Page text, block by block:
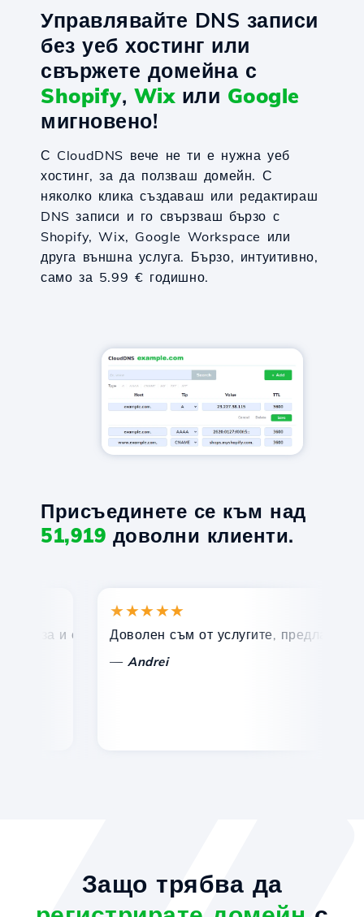
Управлявайте DNS записи
без уеб хостинг или
свържете домейна с
Shopify, Wixили Google
мигновено!
С CloudDNS вече не ти е нужна уеб
хостинг, за да ползваш домейн. С
няколко клика създаваш или редактираш
DNS записи и го свързваш бързо с
Shopify, Wix, Google Workspace или
друга външна услуга. Бързо, интуитивно,
само за 5.99 € годишно.
Присъединете се към над
51,919 доволни клиенти.
и ефективна техническа поддръжка.
★★★★★
Доволен съм от услугите, предлагани от
Andrei
Защо трябва да